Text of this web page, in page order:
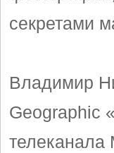
секретами
Владимир
Geographic
телеканала